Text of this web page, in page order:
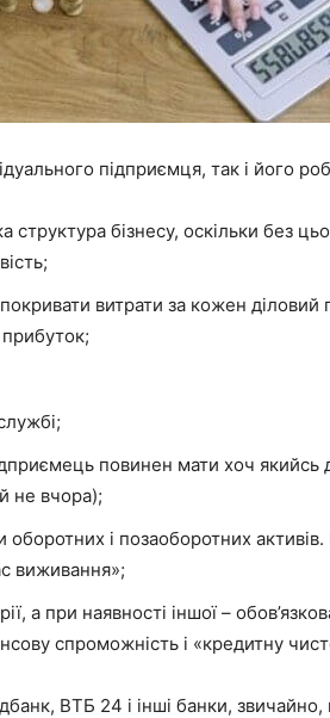
підприємця, так і його
структура бізнесу, оскільки без
витрати за кожен діловий
повинен мати хоч якийсь
не вчора);
і позаоборотних
виживання»;
а при наявності іншої –
спроможність і «кредитну
ВТБ 24 і інші банки, звичайно,